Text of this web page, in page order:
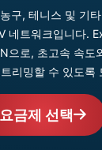
구, 테니스 및 기
네트워크입니다.
으로, 초고속 속도
리밍할 수 있도록
요금제 선택